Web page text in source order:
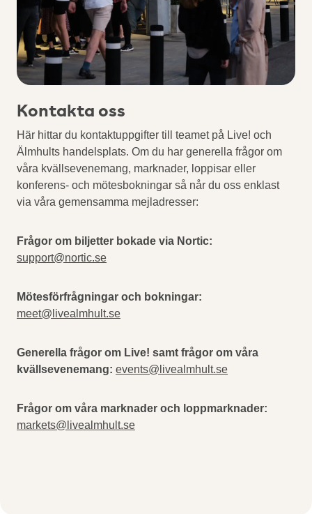
Kontakta oss
Här hittar du kontaktuppgifter till teamet på Live! och
Älmhults handelsplats. Om du har generella frågor om
våra kvällsevenemang, marknader, loppisar eller
konferens- och mötesbokningar så når du oss enklast
via våra gemensamma mejladresser:
Frågor om biljetter bokade via Nortic:
support@nortic.se
Mötesförfrågningar och bokningar:
meet@livealmhult.se
Generella frågor om Live! samt frågor om våra
kvällsevenemang: events@livealmhult.se
Frågor om våra marknader och loppmarknader:
markets@livealmhult.se